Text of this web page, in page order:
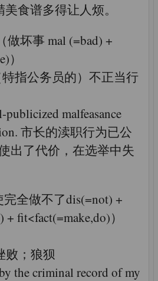
食谱多得让人烦。
（做坏事 mal (=bad) +
）
指公务员的）不正当行
publicized malfeasance
市长的渎职行为已公
出了代价，在选举中失
完全做不了dis(=not) +
fit<fact(=make,do)）
败；狼狈
the criminal record of my